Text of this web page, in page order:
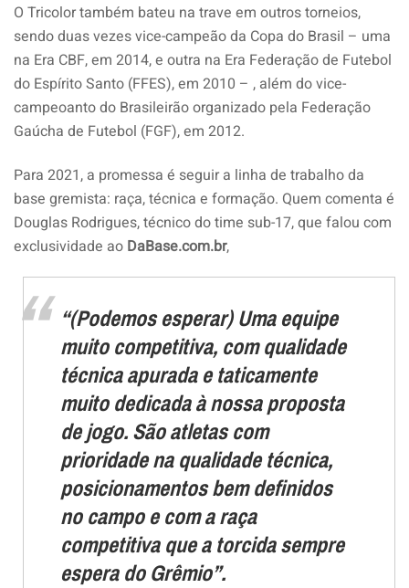
O Tricolor também bateu na trave em outros torneios,
sendo duas vezes vice-campeão da Copa do Brasil – uma
na Era CBF, em 2014, e outra na Era Federação de Futebol
do Espírito Santo (FFES), em 2010 – , além do vice-
campeoanto do Brasileirão organizado pela Federação
Gaúcha de Futebol (FGF), em 2012.
Para 2021, a promessa é seguir a linha de trabalho da
base gremista: raça, técnica e formação. Quem comenta é
Douglas Rodrigues, técnico do time sub-17, que falou com
exclusividade ao DaBase.com.br,
“(Podemos esperar) Uma equipe
muito competitiva, com qualidade
técnica apurada e taticamente
muito dedicada à nossa proposta
de jogo. São atletas com
prioridade na qualidade técnica,
posicionamentos bem definidos
no campo e com a raça
competitiva que a torcida sempre
espera do Grêmio”.